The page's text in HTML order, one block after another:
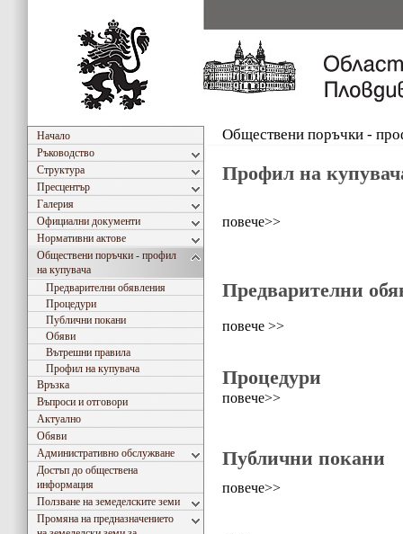
Начало
Ръководство
Структура
Пресцентър
Галерия
Официални документи
Нормативни актове
Обществени поръчки - профил
на купувача
Предварителни обявления
Процедури
Публични покани
Обяви
Вътрешни правила
Профил на купувача
Връзка
Въпроси и отговори
Актуално
Обяви
Административно обслужване
Достъп до обществена
информация
Ползване на земеделските земи
Промяна на предназначението
Обществени поръчки -
Профил на
повече>>
Предварителни
повече >>
Процедури
повече>>
Публични покани
повече>>